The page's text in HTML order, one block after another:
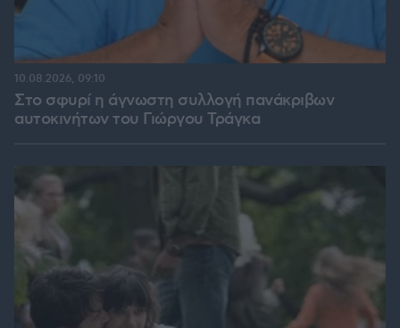
Στο σφυρί η άγνωστη συλλογή πανάκριβων
αυτοκινήτων του Γιώργου Τράγκα
10.08.2026, 09:10